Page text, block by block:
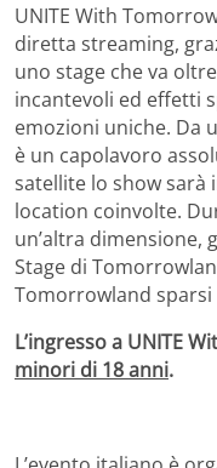
UNITE With
diretta streaming,
uno stage che va
incantevoli ed effetti
emozioni uniche. Da
è un capolavoro
satellite lo show
location coinvolte.
un’altra dimensione,
Stage di
Tomorrowland
L’ingresso a UNITE
minori di 18 anni.